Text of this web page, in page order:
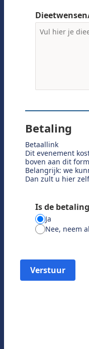
Betaling
Betaallink
Dit evenement
boven aan dit
Belangrijk: we
Dan zult u hier
Is de
Ja
Nee, neem
Verstuur